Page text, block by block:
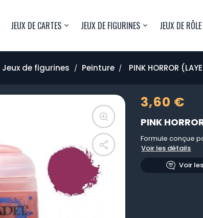
JEUX DE CARTES JEUX DE FIGURINES JEUX DE RÔLE
Jeux de figurines Peinture PINK HORROR
3,60 €
PINK
Formule conçue
Voir les détails
Voir